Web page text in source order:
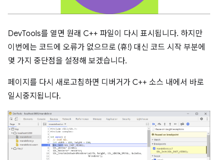
DevTools를 열면 원래 C++ 파일이 다시 표시됩니다. 하지만
이번에는 코드에 오류가 없으므로 (휴!) 대신 코드 시작 부분에
몇 가지 중단점을 설정해 보겠습니다.
페이지를 다시 새로고침하면 디버거가 C++ 소스 내에서 바로
일시중지됩니다.